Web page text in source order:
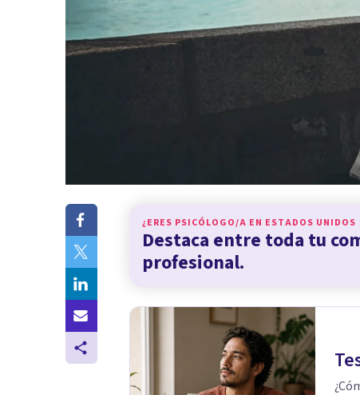
¿ERES PSICÓLOGO/A EN ESTADOS UNIDOS
Destaca entre toda tu
profesional.